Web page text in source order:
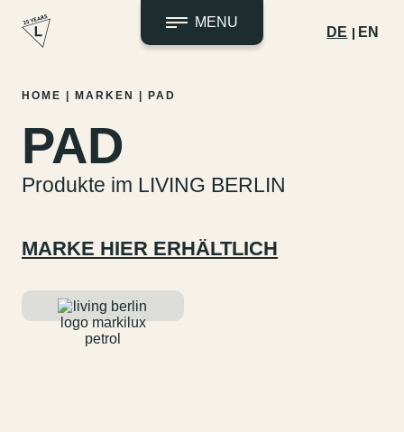
Zum
springen
MENU
DE EN
HOME MARKEN PAD
PAD
Produkte im LIVING BERLIN
MARKE HIER ERHÄLTLICH